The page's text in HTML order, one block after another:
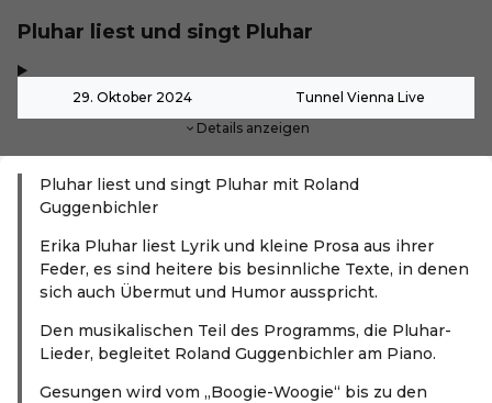
Pluhar liest und singt Pluhar
29. Oktober 2024 Tunnel Vienna Live
Details anzeigen
Pluhar liest und singt Pluhar mit Roland
Guggenbichler
Erika Pluhar liest Lyrik und kleine Prosa aus ihrer
Feder, es sind heitere bis besinnliche Texte, in denen
sich auch Übermut und Humor ausspricht.
Den musikalischen Teil des Programms, die Pluhar-
Lieder, begleitet Roland Guggenbichler am Piano.
Gesungen wird vom „Boogie-Woogie“ bis zu den